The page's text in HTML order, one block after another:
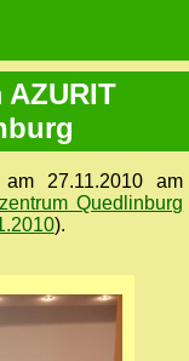
27.11.2010 am
Quedlinburg
).